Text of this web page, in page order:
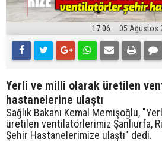
17:06 05 Ağustos
Yerli ve milli olarak üretilen
hastanelerine ulaştı
Sağlık Bakanı Kemal Memişoğlu,
üretilen ventilatörlerimiz Şanlıurfa,
Şehir Hastanelerimize ulaştı" dedi.